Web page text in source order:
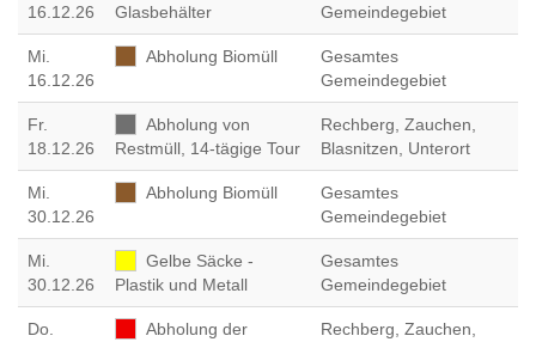
16.12.26
Glasbehälter
Gemeindegebiet
Mi.
16.12.26
Abholung Biomüll
Gesamtes
Gemeindegebiet
Fr.
18.12.26
Abholung von
Restmüll, 14-tägige Tour
Rechberg, Zauchen,
Blasnitzen, Unterort
Mi.
30.12.26
Abholung Biomüll
Gesamtes
Gemeindegebiet
Mi.
30.12.26
Gelbe Säcke -
Plastik und Metall
Gesamtes
Gemeindegebiet
Do.
Abholung der
Rechberg, Zauchen,